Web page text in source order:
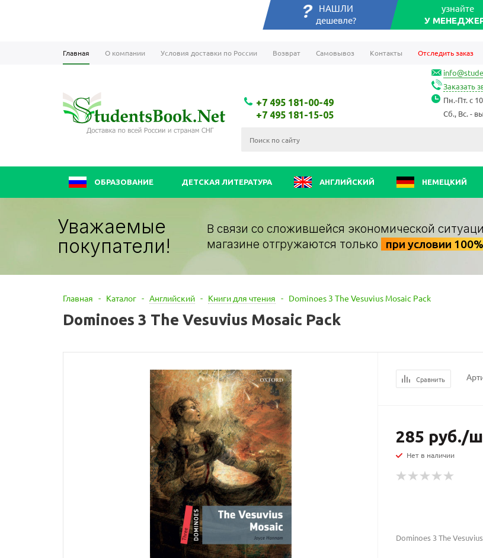
НАШЛИ
дешевле?
узнайте
У
Главная О компании Условия доставки по России Возврат Самовывоз Контакты Отследить заказ
+7 495 181-00-49
+7 495 181-15-05
Заказать
Пн.-Пт. с
Сб., Вс. -
ОБРАЗОВАНИЕ ДЕТСКАЯ ЛИТЕРАТУРА АНГЛИЙСКИЙ НЕМЕЦКИЙ
Уважаемые
покупатели!
В связи со сложившейся экономической
магазине отгружаются только
при условии
Главная - Каталог - Английский - Книги для чтения - Dominoes 3 The Vesuvius Mosaic Pack
Dominoes 3 The Vesuvius Mosaic Pack
Сравнить
285 руб./
Нет в наличии
Dominoes 3 The